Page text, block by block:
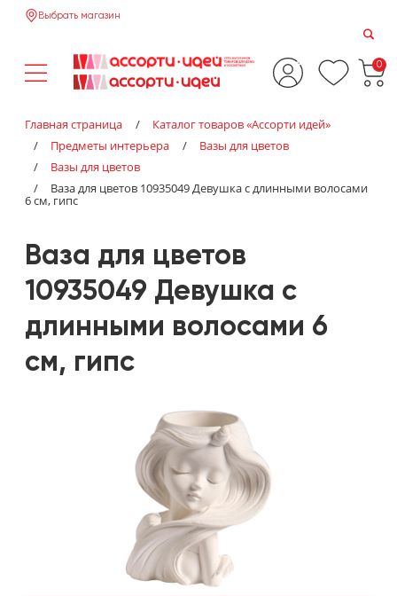
Выбрать магазин
0
Главная страница /
Каталог товаров «‎Ассорти идей»‎
/
Предметы интерьера /
Вазы для цветов
/
Вазы для цветов
/
Ваза для цветов 10935049 Девушка с длинными волосами
6 см, гипс
Ваза для цветов
10935049 Девушка с
длинными волосами 6
см, гипс